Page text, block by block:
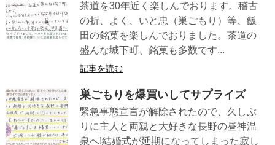
茶道を30年近く楽しんでおります。稽古
の折、よく、いと忠（巣ごもり）等、飯
田の銘菓を楽しんでおりました。茶道の
盛んな城下町、銘菓も多数です...
記事を読む
巣ごもりを爆買いしてサプライズ
緊急事態宣言が解除されたので、久しぶ
りに主人と両親と大好きな長野の昼神温
泉へ!結婚式が延期になってしまった寂し